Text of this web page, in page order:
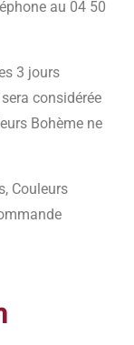
au 04 50
3 jours
considérée
Bohème ne
Couleurs